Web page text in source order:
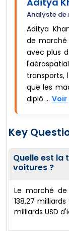
Analyste de
Aditya
de marché
avec plus
transports,
que les
diplô ... Voir
Key
Quelle est la
voitures ?
Le marché
138,27
milliards USD